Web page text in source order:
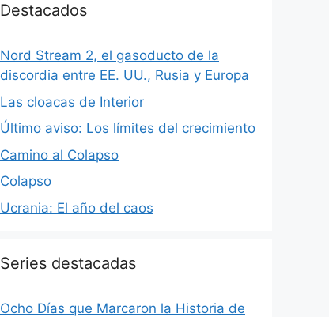
Destacados
Nord Stream 2, el gasoducto de la
discordia entre EE. UU., Rusia y Europa
Las cloacas de Interior
Último aviso: Los límites del crecimiento
Camino al Colapso
Colapso
Ucrania: El año del caos
Series destacadas
Ocho Días que Marcaron la Historia de